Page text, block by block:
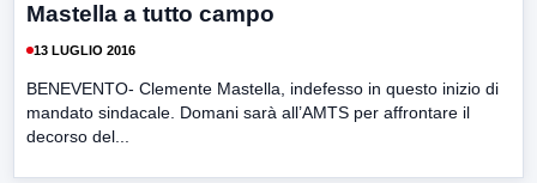
Mastella a tutto campo
13 LUGLIO 2016
BENEVENTO- Clemente Mastella, indefesso in questo inizio di
mandato sindacale. Domani sarà all’AMTS per affrontare il
decorso del...